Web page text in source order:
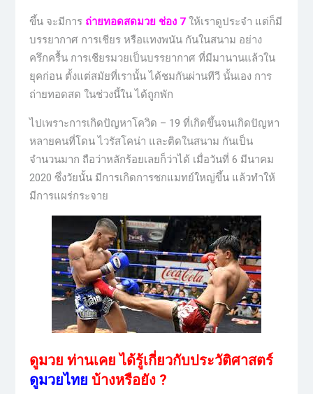
ขึ้น จะมีการ ถ่ายทอดสดมวย ช่อง 7ให้เราดูประจำ แต่ก็มี
บรรยากาศ การเชียร หรือแทงพนัน กันในสนาม อย่าง
ครึกครื้น การเชียรมวยเป็นบรรยากาศ ที่มีมานานแล้วใน
ยุคก่อน ตั้งแต่สมัยที่เรานั้น ได้ชมกันผ่านทีวี นั้นเอง การ
ถ่ายทอดสด ในช่วงนี้ใน ได้ถูกพัก
ไปเพราะการเกิดปัญหาโควิด – 19 ที่เกิดขึ้นจนเกิดปัญหา
หลายคนที่โดน ไวรัสโคน่า และติดในสนาม กันเป็น
จำนวนมาก ถือว่าหลักร้อยเลยก็ว่าได้ เมื่อวันที่ 6 มีนาคม
2020 ซึ่งวัยนั้น มีการเกิดการชกแมทย์ใหญ่ขึ้น แล้วทำให้
มีการแผร่กระจาย
ดูมวย ท่านเคย ได้รู้เกี่ยวกับประวัติศาสตร์
ดูมวยไทย บ้างหรือยัง ?